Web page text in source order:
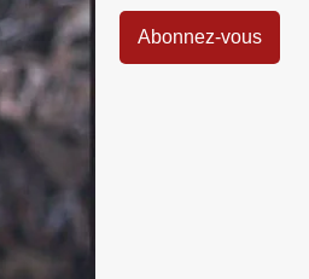
Abonnez-vous